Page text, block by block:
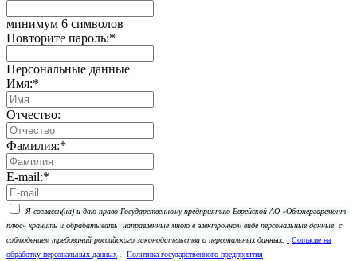
минимум 6 символов
Повторите пароль:*
Персональные данные
Имя:*
Отчество:
Фамилия:*
E-mail:*
Я согласен(на) и даю право Государственному предприятию Еврейской АО «Облэнергоремонт
плюс» хранить и обрабатывать направленные мною в электронном виде персональные данные с
соблюдением требований российского законодательства о персональных данных.
Согласие на
обработку персональных данных
Политика государственного предприятия